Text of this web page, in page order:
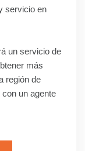
servicio en
un servicio de
más
región de
un agente